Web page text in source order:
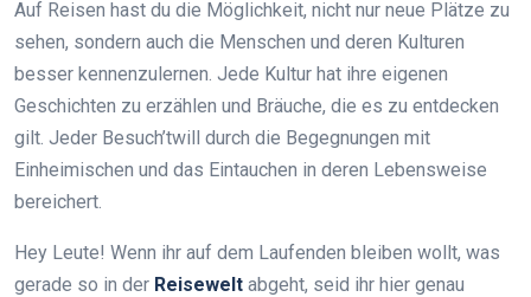
Auf Reisen hast du die Möglichkeit, nicht nur neue Plätze zu
sehen, sondern auch die Menschen und deren Kulturen
besser kennenzulernen. Jede Kultur hat ihre eigenen
Geschichten zu erzählen und Bräuche, die es zu entdecken
gilt. Jeder Besuch’twill durch die Begegnungen mit
Einheimischen und das Eintauchen in deren Lebensweise
bereichert.
Hey Leute! Wenn ihr auf dem Laufenden bleiben wollt, was
gerade so in der Reisewelt abgeht, seid ihr hier genau